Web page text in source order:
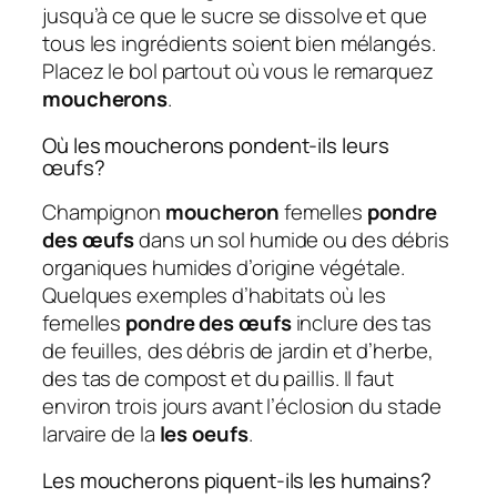
jusqu’à ce que le sucre se dissolve et que
tous les ingrédients soient bien mélangés.
Placez le bol partout où vous le remarquez
moucherons.
Où les moucherons pondent-ils leurs
œufs?
Champignon moucheronfemelles pondre
des œufsdans un sol humide ou des débris
organiques humides d’origine végétale.
Quelques exemples d’habitats où les
femelles pondre des œufsinclure des tas
de feuilles, des débris de jardin et d’herbe,
des tas de compost et du paillis. Il faut
environ trois jours avant l’éclosion du stade
larvaire de la les oeufs.
Les moucherons piquent-ils les humains?